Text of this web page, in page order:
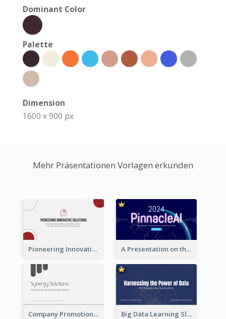
Dominant Color
Palette
Dimension
1600 x 900 px
Mehr Präsentationen Vorlagen erkunden
Pioneering Innovative Solutions Company Overview A Presentation on the Revolutionary Development of AI Chips
Company Promotion Presentation Big Data Learning Slide